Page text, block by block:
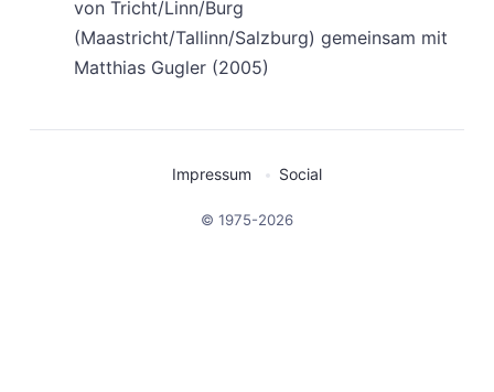
von Tricht/Linn/Burg
(Maastricht/Tallinn/Salzburg) gemeinsam mit
Matthias Gugler (2005)
Impressum Social
© 1975-2026